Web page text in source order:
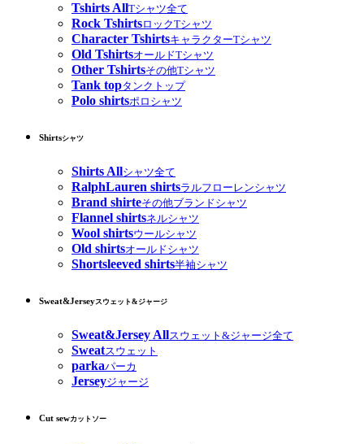
Tshirts AllTシャツ全て
Rock TshirtsロックTシャツ
Character TshirtsキャラクターTシャツ
Old TshirtsオールドTシャツ
Other Tshirtsその他Tシャツ
Tank topタンクトップ
Polo shirtsポロシャツ
Shirtsシャツ
Shirts Allシャツ全て
RalphLauren shirtsラルフローレンシャツ
Brand shirteその他ブランドシャツ
Flannel shirtsネルシャツ
Wool shirtsウールシャツ
Old shirtsオールドシャツ
Shortsleeved shirts半袖シャツ
Sweat&Jerseyスウェット&ジャージ
Sweat&Jersey Allスウェット&ジャージ全て
Sweatスウェット
parkaパーカ
Jerseyジャージ
Cut sewカットソー